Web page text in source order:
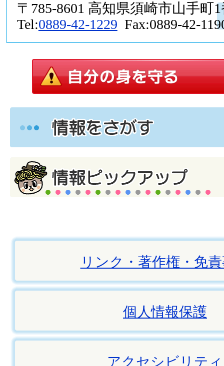
〒785-8601 高知県須崎市山手町
Tel:0889-42-1229 Fax:0889-42-
リンク・著作権・免
個人情報保護
アクセシビリティ